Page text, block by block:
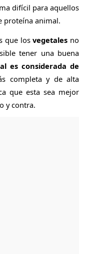
difícil para aquellos
proteína animal.
que losvegetales no
tener una buena
es considerada de
completa y de alta
que esta sea mejor
y contra.